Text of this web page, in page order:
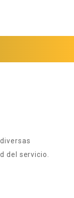
del servicio.